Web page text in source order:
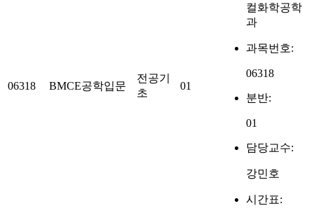
06318 BMCE공학입문
전공기
초
01
컬화학공학
과
과목번호:
06318
분반:
01
담당교수:
강민호
시간표: